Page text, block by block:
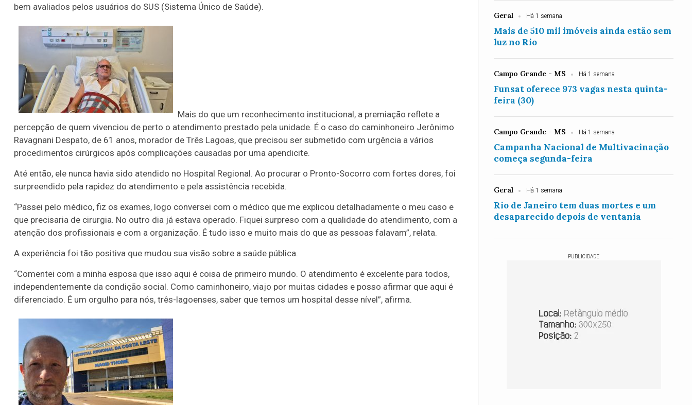
bem avaliados pelos usuários do SUS (Sistema Único de Saúde).
Mais do que um reconhecimento institucional, a premiação reflete a
percepção de quem vivenciou de perto o atendimento prestado pela unidade. É o caso do caminhoneiro Jerônimo
Ravagnani Despato, de 61 anos, morador de Três Lagoas, que precisou ser submetido com urgência a vários
procedimentos cirúrgicos após complicações causadas por uma apendicite.
Até então, ele nunca havia sido atendido no Hospital Regional. Ao procurar o Pronto-Socorro com fortes dores, foi
surpreendido pela rapidez do atendimento e pela assistência recebida.
“Passei pelo médico, fiz os exames, logo conversei com o médico que me explicou detalhadamente o meu caso e
que precisaria de cirurgia. No outro dia já estava operado. Fiquei surpreso com a qualidade do atendimento, com a
atenção dos profissionais e com a organização. É tudo isso e muito mais do que as pessoas falavam”, relata.
A experiência foi tão positiva que mudou sua visão sobre a saúde pública.
“Comentei com a minha esposa que isso aqui é coisa de primeiro mundo. O atendimento é excelente para todos,
independentemente da condição social. Como caminhoneiro, viajo por muitas cidades e posso afirmar que aqui é
diferenciado. É um orgulho para nós, três-lagoenses, saber que temos um hospital desse nível”, afirma.
Geral Há 1 semana
Mais de 510 mil imóveis ainda estão sem
luz no Rio
Campo Grande - MS Há 1 semana
Funsat oferece 973 vagas nesta quinta-
feira (30)
Campo Grande - MS Há 1 semana
Campanha Nacional de Multivacinação
começa segunda-feira
Geral Há 1 semana
Rio de Janeiro tem duas mortes e um
desaparecido depois de ventania
PUBLICIDADE